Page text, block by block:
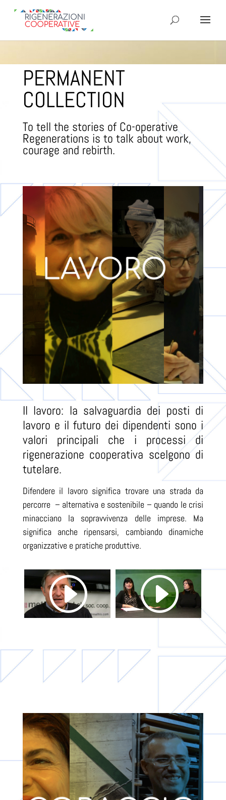
PERMANENT
COLLECTION
To tell the stories of Co-operative
Regenerations is to talk about work,
courage and rebirth.
Il lavoro: la salvaguardia dei posti di
lavoro e il futuro dei dipendenti sono i
valori principali che i processi di
rigenerazione cooperativa scelgono di
tutelare.
Difendere il lavoro significa trovare una strada da
percorre – alternativa e sostenibile – quando le crisi
minacciano la sopravvivenza delle imprese. Ma
significa anche ripensarsi, cambiando dinamiche
organizzative e pratiche produttive.